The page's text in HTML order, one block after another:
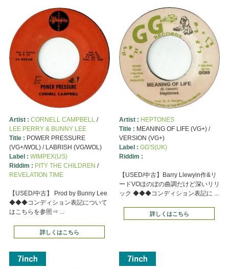
Artist : CORNELL CAMPBELL/
LEE PERRY & BUNNY LEE
Title : POWER PRESSURE
(VG+/WOL) / LABRISH (VG/WOL)
Label : WIMPEX(US)
Riddim : PITY THE CHILDREN /
REVELATION TIME
【USED/中古】 Prod by Bunny Lee
◆◆◆コンディション表記について
はこちらを参照⇒ ...
詳しくはこちら
Artist : HEPTONES
Title : MEANING OF LIFE (VG+) /
VERSION (VG+)
Label : GG'S(UK)
Riddim :
【USED/中古】Barry Llewyin作&リ
ードVOほのぼの曲調だけど深いリリ
ック ◆◆◆コンディション表記に ...
詳しくはこちら